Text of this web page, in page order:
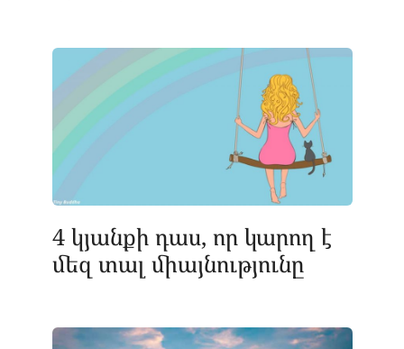
4 կյանքի դաս, որ կարող է
մեզ տալ միայնությունը